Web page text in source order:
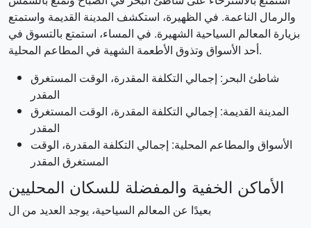
والرمال الناعمة. في الظهيرة، استكشف المدينة القديمة واستمتع
بزيارة المعالم السياحية الشهيرة. في المساء، استمتع بالتسوق في
أحد الأسواق وتذوق الأطعمة الشهية في المطاعم المحلية.
شاطئ البحر: إجمالي التكلفة المقدرة، الوقت المستغرق
المقدر
المدينة القديمة: إجمالي التكلفة المقدرة، الوقت المستغرق
المقدر
الأسواق والمطاعم المحلية: إجمالي التكلفة المقدرة، الوقت
المستغرق المقدر
الأماكن الخفية والمفضلة للسكان المحليين
بعيدًا عن المعالم السياحية، يوجد العديد من ال